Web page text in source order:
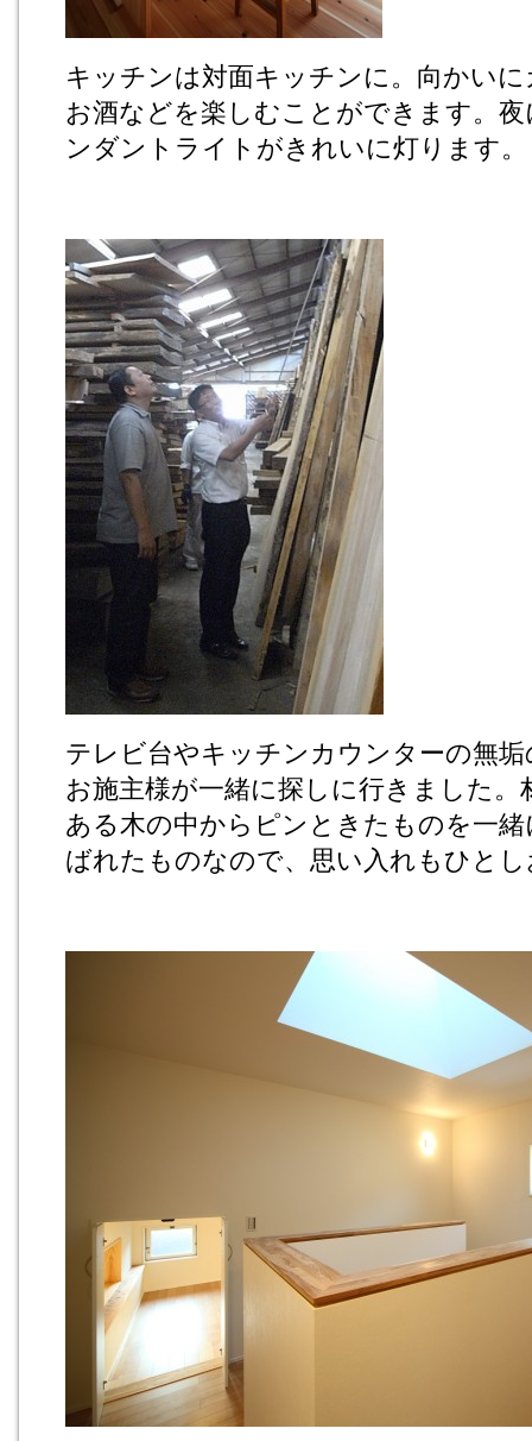
キッチンは対面キッチンに。向かい
お酒などを楽しむことができます。
ンダントライトがきれいに灯ります。
テレビ台やキッチンカウンターの無
お施主様が一緒に探しに行きました。
ある木の中からピンときたものを一
ばれたものなので、思い入れもひと